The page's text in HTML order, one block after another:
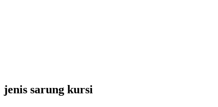
jenis sarung kursi